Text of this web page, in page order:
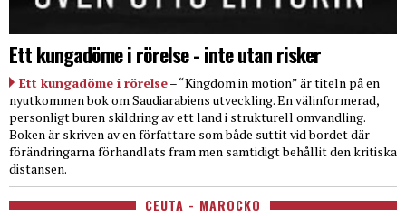
Ett kungadöme i rörelse - inte utan risker
Ett kungadöme i rörelse– “Kingdom in motion” är titeln på en
nyutkommen bok om Saudiarabiens utveckling. En välinformerad,
personligt buren skildring av ett land i strukturell omvandling.
Boken är skriven av en författare som både suttit vid bordet där
förändringarna förhandlats fram men samtidigt behållit den kritiska
distansen.
CEUTA - MAROCKO